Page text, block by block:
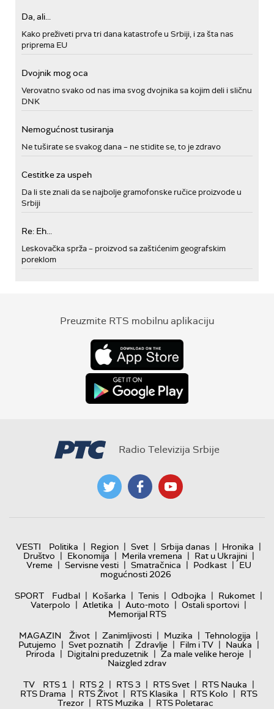
Da, ali...
Kako preživeti prva tri dana katastrofe u Srbiji, i za šta nas
priprema EU
Dvojnik mog oca
Verovatno svako od nas ima svog dvojnika sa kojim deli i sličnu
DNK
Nemogućnost tusiranja
Ne tuširate se svakog dana – ne stidite se, to je zdravo
Cestitke za uspeh
Da li ste znali da se najbolje gramofonske ručice proizvode u
Srbiji
Re: Eh...
Leskovačka sprža – proizvod sa zaštićenim geografskim
poreklom
Preuzmite RTS mobilnu aplikaciju
Radio Televizija Srbije
VESTI Politika | Region | Svet | Srbija danas | Hronika |
Društvo | Ekonomija | Merila vremena | Rat u Ukrajini |
Vreme | Servisne vesti | Smatračnica | Podkast | EU
mogućnosti 2026
SPORT
Fudbal | Košarka | Tenis | Odbojka | Rukomet |
Vaterpolo | Atletika | Auto-moto | Ostali sportovi |
Memorijal RTS
MAGAZIN
Život | Zanimljivosti | Muzika | Tehnologija |
Putujemo | Svet poznatih | Zdravlje | Film i TV | Nauka |
Priroda | Digitalni preduzetnik | Za male velike heroje |
Naizgled zdrav
TV
RTS 1 | RTS 2 | RTS 3 | RTS Svet | RTS Nauka |
RTS Drama | RTS Život | RTS Klasika | RTS Kolo | RTS
Trezor | RTS Muzika | RTS Poletarac